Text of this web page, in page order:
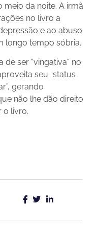
meio da noite. A irmã
no livro a
e ao abuso
longo tempo sóbria.
ser “vingativa” no
seu “status
gerando
não lhe dão direito
o livro.